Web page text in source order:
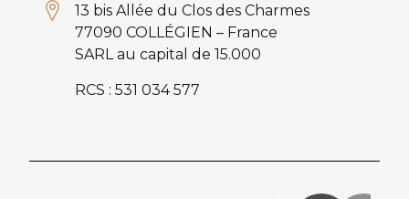
13 bis Allée du Clos des Charmes
77090 COLLÉGIEN – France
SARL au capital de 15.000
RCS : 531 034 577